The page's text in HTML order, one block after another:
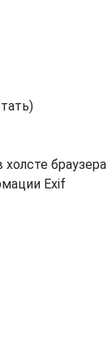
браузера
Exif